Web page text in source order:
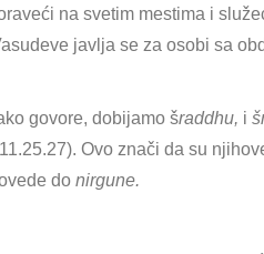
na svetim mestima i
javlja se za osobi sa
govore, dobijamo šraddhu, i
Ovo znači da su
do nirgune.